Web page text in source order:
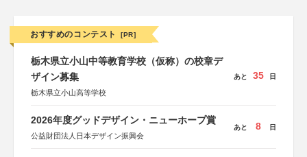
おすすめのコンテスト [PR]
栃木県立小山中等教育学校（仮称）の校章デ
ザイン募集
栃木県立小山高等学校
あと 35 日
2026年度グッドデザイン・ニューホープ賞
公益財団法人日本デザイン振興会
あと 8 日